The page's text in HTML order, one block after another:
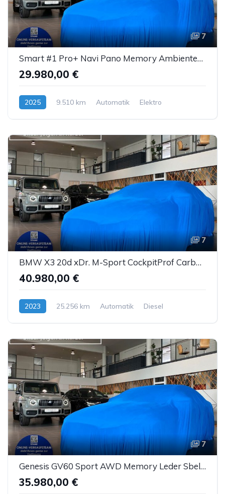
7
Smart #1 Pro+ Navi Pano Memory AmbienteB. LED ACC 360°
29.980,00 €
2025 9.510 km Automatik Elektro
7
BMW X3 20d xDr. M-Sport CockpitProf Carbon Sthz LED
40.980,00 €
2023 25.256 km Automatik Diesel
7
Genesis GV60 Sport AWD Memory Leder Sbel Panorama ACC
35.980,00 €